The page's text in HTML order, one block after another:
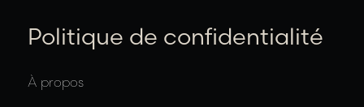
Politique de confidentialité
À propos